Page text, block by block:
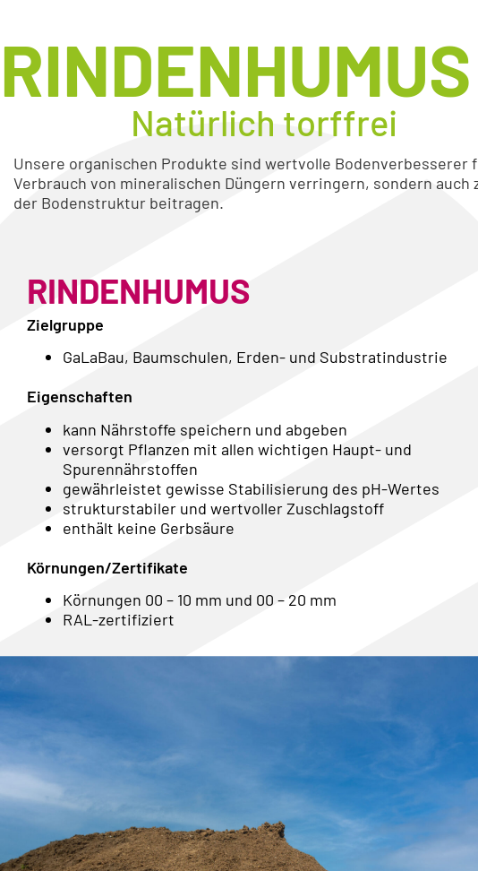
Natürlich torffrei
Unsere organischen Produkte sind wertvolle
Verbrauch von mineralischen Düngern verringern, sondern
der Bodenstruktur beitragen.
RINDENHUMUS
Zielgruppe
GaLaBau, Baumschulen, Erden- und Substratindustrie
Eigenschaften
kann Nährstoffe speichern und abgeben
versorgt Pflanzen mit allen wichtigen Haupt- und
Spurennährstoffen
gewährleistet gewisse Stabilisierung des pH-Wertes
strukturstabiler und wertvoller Zuschlagstoff
enthält keine Gerbsäure
Körnungen/Zertifikate
Körnungen 00 – 10 mm und 00 – 20 mm
RAL-zertifiziert